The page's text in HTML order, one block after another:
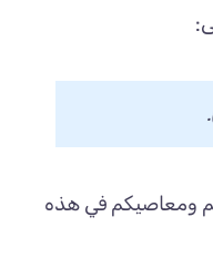
ومعاصيكم في هذه